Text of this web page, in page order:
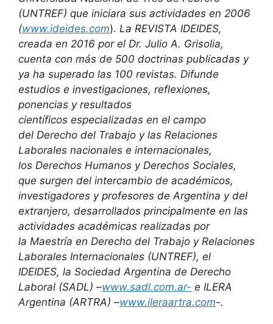
(UNTREF) que iniciara sus actividades en 2006
(www.ideides.com). La REVISTA IDEIDES,
creada en 2016 por el Dr. Julio A. Grisolia,
cuenta con más de 500 doctrinas publicadas y
ya ha superado las 100 revistas. Difunde
estudios e investigaciones, reflexiones,
ponencias y resultados
científicos especializadas en el campo
del Derecho del Trabajo y las Relaciones
Laborales nacionales e internacionales,
los Derechos Humanos y Derechos Sociales,
que surgen del intercambio de académicos,
investigadores y profesores de Argentina y del
extranjero, desarrollados principalmente en las
actividades académicas realizadas por
la Maestría en Derecho del Trabajo y Relaciones
Laborales Internacionales (UNTREF), el
IDEIDES, la Sociedad Argentina de Derecho
Laboral (SADL) –www.sadl.com.ar- e ILERA
Argentina (ARTRA) –www.ileraartra.com-.